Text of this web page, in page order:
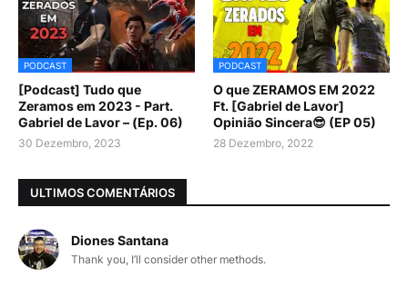
PODCAST
[Podcast] Tudo que
Zeramos em 2023 - Part.
Gabriel de Lavor – (Ep. 06)
30 Dezembro, 2023
PODCAST
O que ZERAMOS EM 2022
Ft. [Gabriel de Lavor]
Opinião Sincera😎 (EP 05)
28 Dezembro, 2022
ULTIMOS COMENTÁRIOS
Diones Santana
Thank you, I’ll consider other methods.